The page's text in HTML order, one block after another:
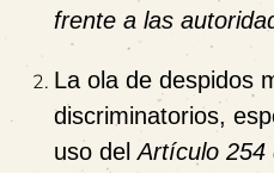
frente a las
La ola de despidos
discriminatorios,
uso delArtículo 254